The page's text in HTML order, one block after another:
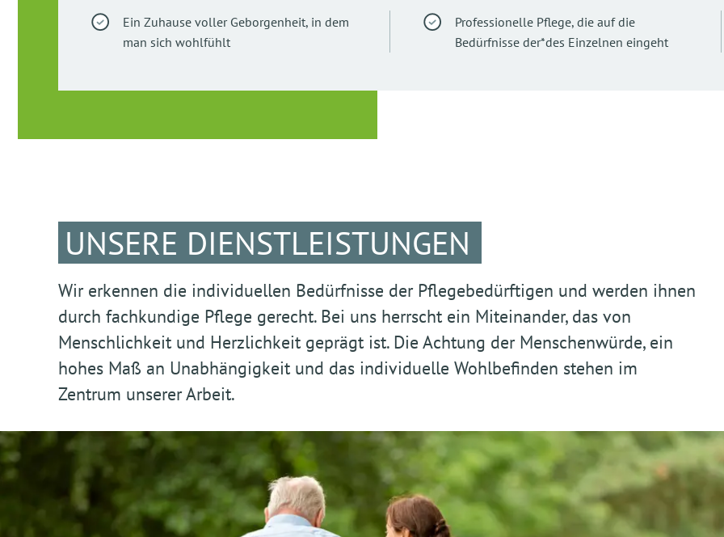
Ein Zuhause voller Geborgenheit, in dem
man sich wohlfühlt
Professionelle Pflege, die auf die
Bedürfnisse der*des Einzelnen eingeht
UNSERE DIENSTLEISTUNGEN
Wir erkennen die individuellen Bedürfnisse der Pflegebedürftigen und werden ihnen
durch fachkundige Pflege gerecht. Bei uns herrscht ein Miteinander, das von
Menschlichkeit und Herzlichkeit geprägt ist. Die Achtung der Menschenwürde, ein
hohes Maß an Unabhängigkeit und das individuelle Wohlbefinden stehen im
Zentrum unserer Arbeit.